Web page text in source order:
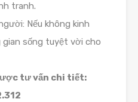
tranh.
Nếu không kinh
gian sống tuyệt vời cho
tư vấn chi tiết: